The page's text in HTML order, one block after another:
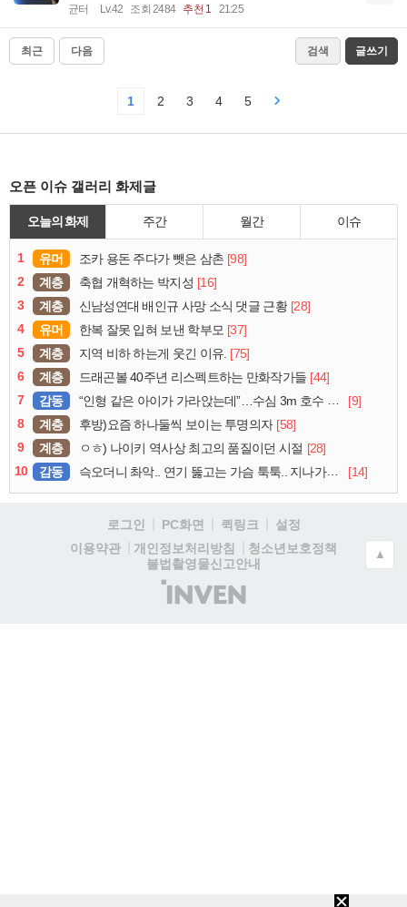
균터 Lv.42 조회 2484 추천 1 21:25
최근 다음 검색 글쓰기
1 2 3 4 5
오픈 이슈 갤러리 화제글
오늘의 화제 주간 월간 이슈
1 유머 조카 용돈 주다가 뺏은 삼촌 [98]
2
계층 축협 개혁하는 박지성 [16]
3
계층 신남성연대 배인규 사망 소식 댓글 근황 [28]
4
유머 한복 잘못 입혀 보낸 학부모 [37]
5
계층 지역 비하 하는게 웃긴 이유. [75]
6
계층 드래곤볼 40주년 리스펙트하는 만화작가들 [44]
7
감동 “인형 같은 아이가 가라앉는데”…수심 3m 호수 뛰어든 60대 의인
[9]
8
계층 후방)요즘 하나둘씩 보이는 투명의자 [58]
9
계층 ㅇㅎ) 나이키 역사상 최고의 품질이던 시절 [28]
10
감동 슥오더니 촤악.. 연기 뚫고는 가슴 툭툭.. 지나가던 아재의 정체 [14]
로그인 PC화면 퀵링크
설정
이용약관
개인정보처리방침
청소년보호정책
불법촬영물신고안내
(주)
인
▲